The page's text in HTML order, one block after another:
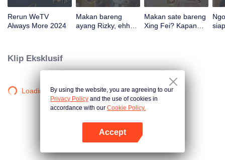
Rerun WeTV
Always More 2024
Makan bareng
ayang Rizky, ehh
Makan sate bareng
Xing Fei? Kapan
Klip Eksklusif
Loading…By using the website, you are agreeing to our
Privacy Policy and the use of cookies in
accordance with our Cookie Policy.
Accept